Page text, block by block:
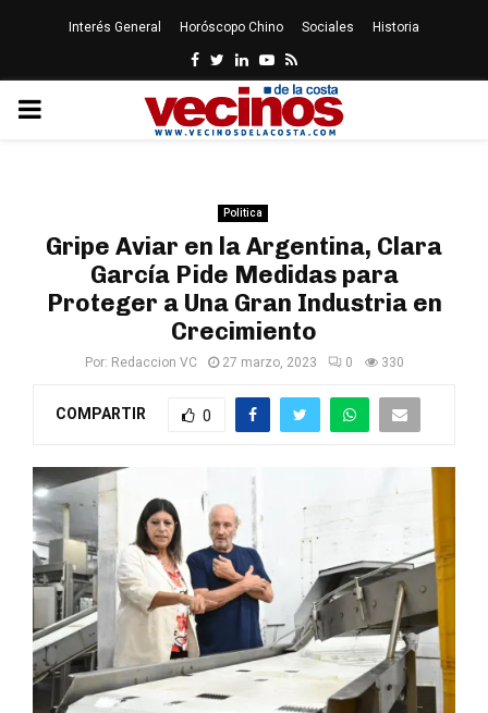
Interés General Horóscopo Chino Sociales Historia
Facebook
Twitter
LinkedinYoutube
Rss
PRIMARY
Politica
Gripe Aviar en la Argentina, Clara
García Pide Medidas para
Proteger a Una Gran Industria en
Crecimiento
Por: Redaccion VC 27 marzo, 2023 0 330
COMPARTIR 0